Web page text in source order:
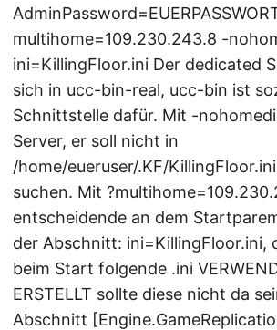
multihome=109.230.243.8 -
ini=KillingFloor.ini Der dedicated
sich in ucc-bin-real, ucc-bin ist
Schnittstelle dafür. Mit -
Server, er soll nicht in
/home/eueruser/.KF/
suchen. Mit
entscheidende an dem
der Abschnitt: ini=KillingFloor.ini,
beim Start folgende .ini
ERSTELLT sollte diese nicht da
Abschnitt